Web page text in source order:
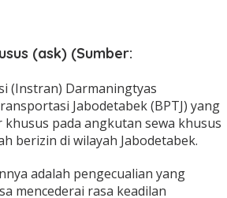
(ask) (Sumber:
(Instran) Darmaningtyas
Jabodetabek (BPTJ) yang
pada angkutan sewa khusus
berizin di wilayah Jabodetabek.
adalah pengecualian yang
mencederai rasa keadilan